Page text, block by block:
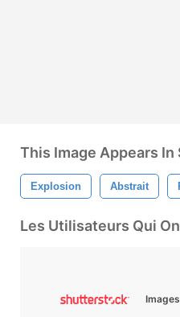
This Image Appears In
Explosion Abstrait
Les Utilisateurs Qui